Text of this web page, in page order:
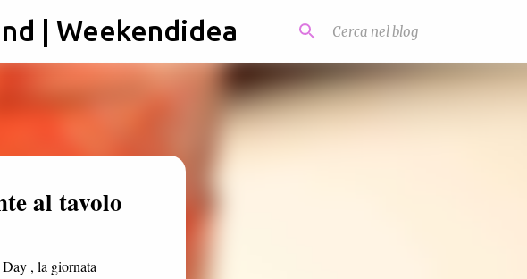
| Weekendidea
al tavolo
, la giornata